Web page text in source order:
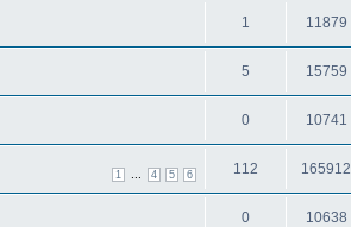
1 11879
5 15759
0 10741
1 4 5 6 112 165912
0 10638